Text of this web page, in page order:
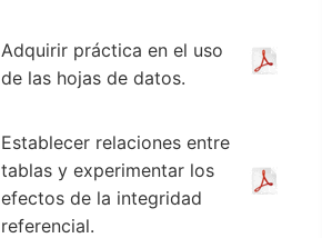
Adquirir práctica en el uso
de las hojas de datos.
Establecer relaciones entre
tablas y experimentar los
efectos de la integridad
referencial.